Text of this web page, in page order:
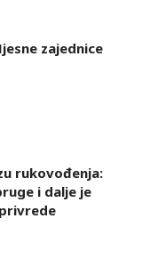
zajednice
rukovođenja:
i dalje je